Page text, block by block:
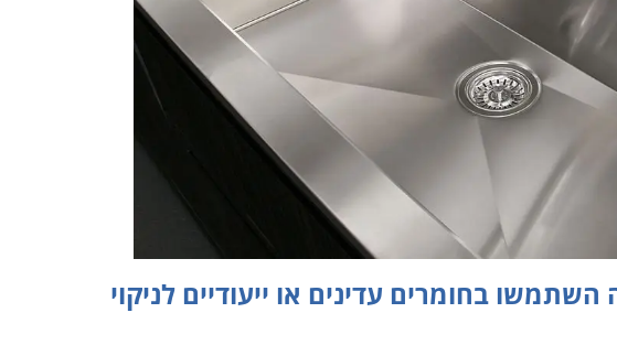
השתמשו בחומרים עדינים או ייעודיים לניקוי